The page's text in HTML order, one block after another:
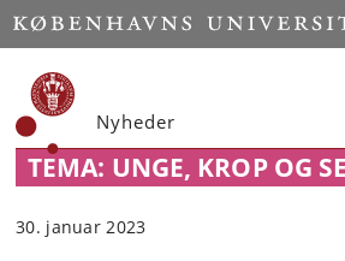
Start
Nyheder
TEMA: UNGE, KROP OG
30. januar 2023